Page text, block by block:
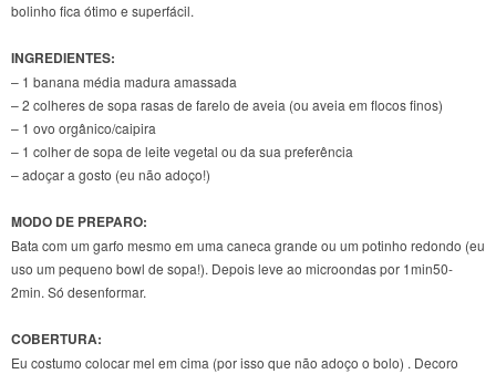
bolinho fica ótimo e superfácil.
INGREDIENTES:
– 1 banana média madura amassada
– 2 colheres de sopa rasas de farelo de aveia (ou aveia em flocos finos)
– 1 ovo orgânico/caipira
– 1 colher de sopa de leite vegetal ou da sua preferência
– adoçar a gosto (eu não adoço!)
MODO DE PREPARO:
Bata com um garfo mesmo em uma caneca grande ou um potinho redondo (eu
uso um pequeno bowl de sopa!). Depois leve ao microondas por 1min50-
2min. Só desenformar.
COBERTURA:
Eu costumo colocar mel em cima (por isso que não adoço o bolo) . Decoro